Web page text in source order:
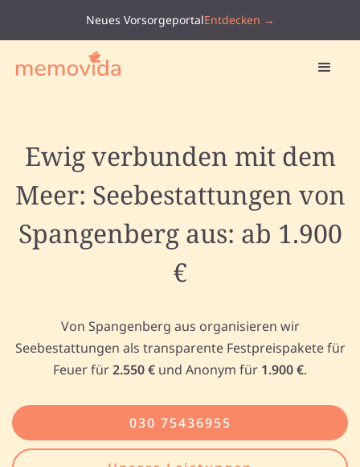
Neues VorsorgeportalEntdecken →
Ewig verbunden mit dem
Meer: Seebestattungen von
Spangenberg aus: ab 1.900
€
Von Spangenberg aus organisieren wir
Seebestattungen als transparente Festpreispakete für
Feuer für2.550 € und Anonym für 1.900 €.
030 75436955